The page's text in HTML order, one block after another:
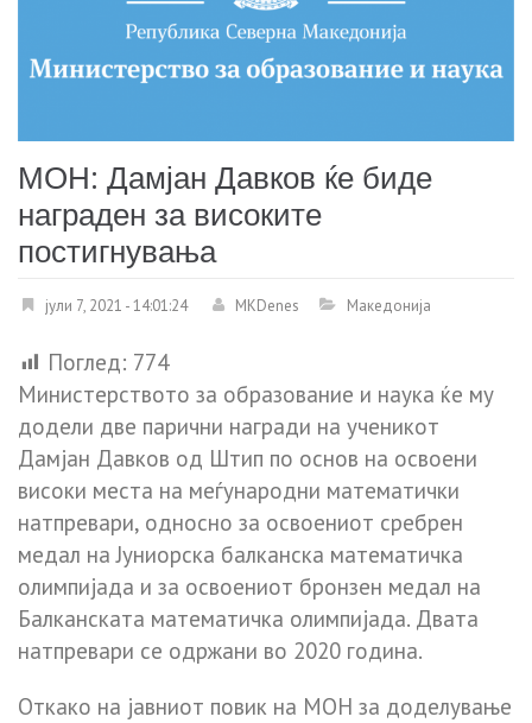
МОН: Дамјан Давков ќе биде
награден за високите
постигнувања
јули 7, 2021 - 14:01:24 MKDenes Македонија
Поглед: 774
Министерството за образование и наука ќе му
додели две парични награди на ученикот
Дамјан Давков од Штип по основ на освоени
високи места на меѓународни математички
натпревари, односно за освоениот сребрен
медал на Јуниорска балканска математичка
олимпијада и за освоениот бронзен медал на
Балканската математичка олимпијада. Двата
натпревари се одржани во 2020 година.
Откако на јавниот повик на МОН за доделување